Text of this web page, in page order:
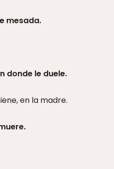
mesada.
donde le duele.
en la madre.